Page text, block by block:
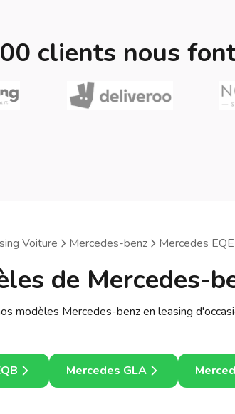
clients nous
Voiture Mercedes-benz Mercedes EQE
de Mercedes-
modèles Mercedes-benz en leasing
Mercedes GLA